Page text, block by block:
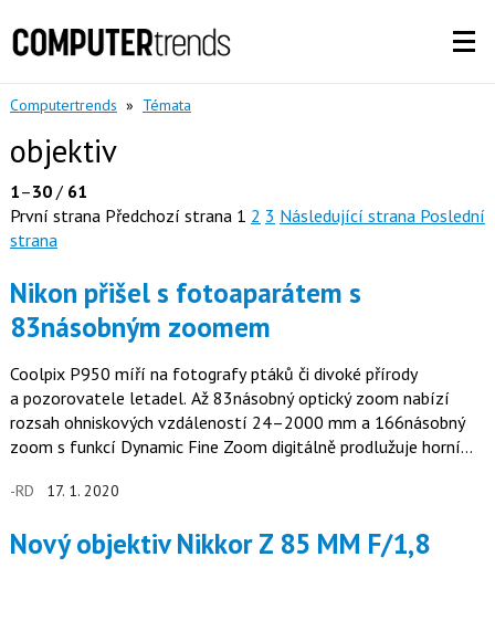
Computertrends » Témata
objektiv
1–30/ 61
První strana Předchozí strana 1 2 3 Následující strana Poslední
strana
Nikon přišel s fotoaparátem s
83násobným zoomem
Coolpix P950 míří na fotografy ptáků či divoké přírody
a pozorovatele letadel. Až 83násobný optický zoom nabízí
rozsah ohniskových vzdáleností 24–2000 mm a 166násobný
zoom s funkcí Dynamic Fine Zoom digitálně prodlužuje horní
-RD 17. 1. 2020
Nový objektiv Nikkor Z 85 MM F/1,8